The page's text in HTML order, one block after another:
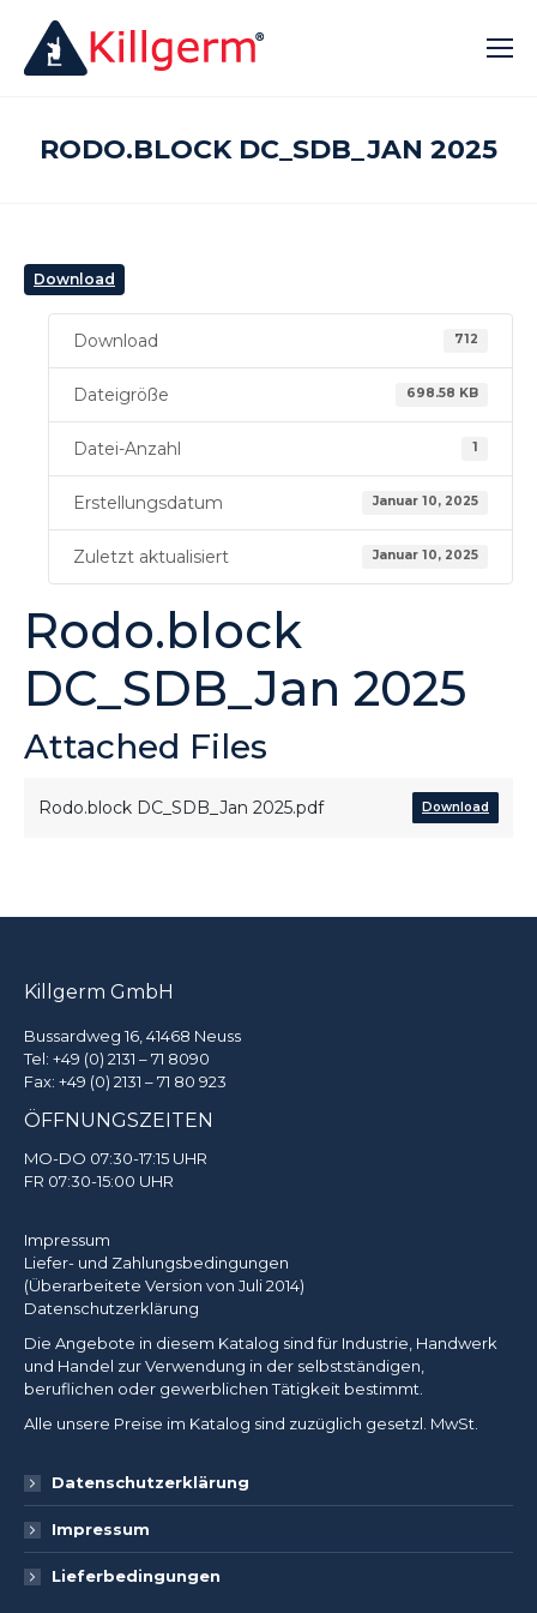
RODO.BLOCK DC_SDB_JAN 2025
Download
Download 712
Dateigröße 698.58 KB
Datei-Anzahl 1
Erstellungsdatum Januar 10, 2025
Zuletzt aktualisiert Januar 10, 2025
Rodo.block
DC_SDB_Jan 2025
Attached Files
Rodo.block DC_SDB_Jan 2025.pdf Download
Killgerm GmbH
Bussardweg 16, 41468 Neuss
Tel: +49 (0) 2131 – 71 8090
Fax: +49 (0) 2131 – 71 80 923
ÖFFNUNGSZEITEN
MO-DO 07:30-17:15 UHR
FR 07:30-15:00 UHR
Impressum
Liefer- und Zahlungsbedingungen
(Überarbeitete Version von Juli 2014)
Datenschutzerklärung
Die Angebote in diesem Katalog sind für Industrie, Handwerk
und Handel zur Verwendung in der selbstständigen,
beruflichen oder gewerblichen Tätigkeit bestimmt.
Alle unsere Preise im Katalog sind zuzüglich gesetzl. MwSt.
Datenschutzerklärung
Impressum
Lieferbedingungen